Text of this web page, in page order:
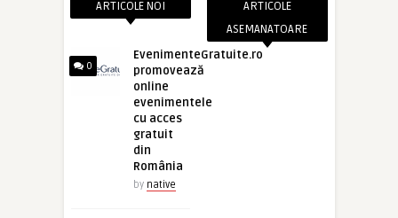
ARTICOLE NOI
0
EvenimenteGratuite.ro
promovează
online
evenimentele
cu acces
gratuit
din
România
by native
ARTICOLE
ASEMANATOARE